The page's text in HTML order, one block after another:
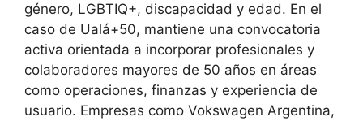
género, LGBTIQ+, discapacidad y edad. En el
caso de Ualá+50, mantiene una convocatoria
activa orientada a incorporar profesionales y
colaboradores mayores de 50 años en áreas
como operaciones, finanzas y experiencia de
usuario. Empresas como Vokswagen Argentina,